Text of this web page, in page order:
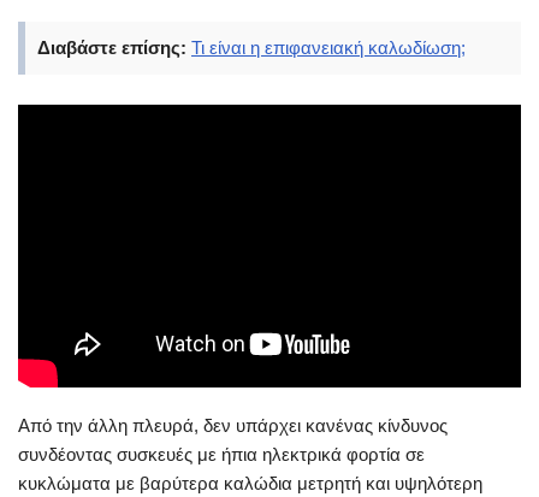
Διαβάστε επίσης: Τι είναι η επιφανειακή καλωδίωση;
Από την άλλη πλευρά, δεν υπάρχει κανένας κίνδυνος
συνδέοντας συσκευές με ήπια ηλεκτρικά φορτία σε
κυκλώματα με βαρύτερα καλώδια μετρητή και υψηλότερη